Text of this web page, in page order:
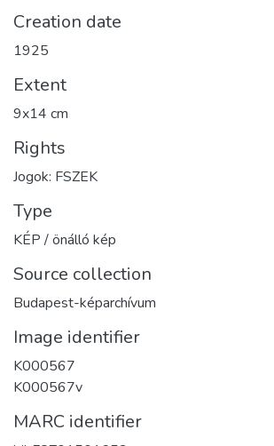
Creation date
1925
Extent
9x14 cm
Rights
Jogok: FSZEK
Type
KÉP / önálló kép
Source collection
Budapest-képarchívum
Image identifier
K000567
K000567v
MARC identifier